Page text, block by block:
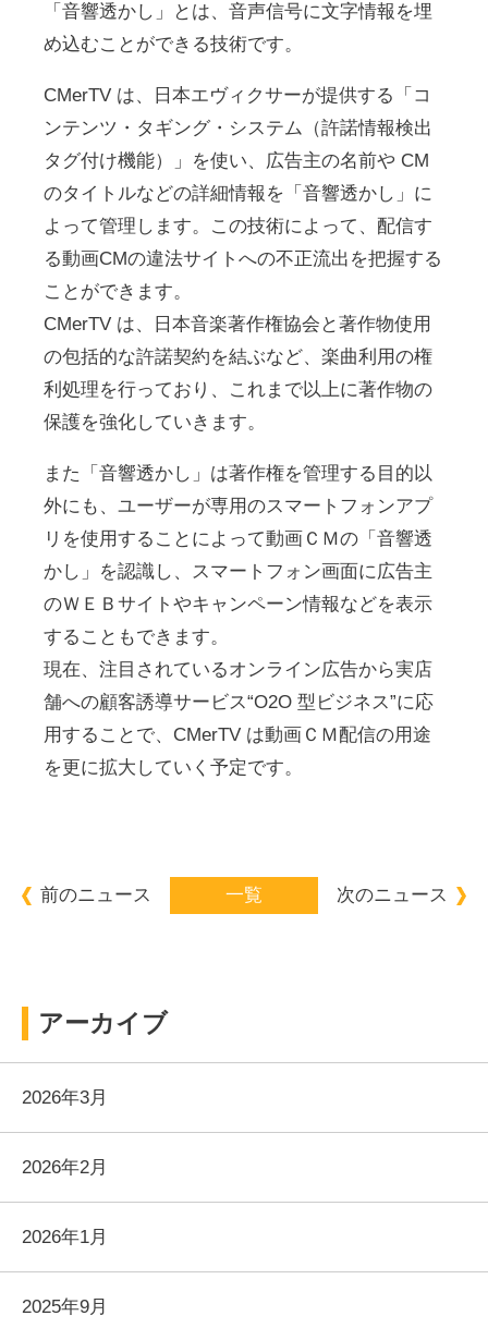
「音響透かし」とは、音声信号に文字情報を埋
め込むことができる技術です。
CMerTV は、日本エヴィクサーが提供する「コ
ンテンツ・タギング・システム（許諾情報検出
タグ付け機能）」を使い、広告主の名前や CM
のタイトルなどの詳細情報を「音響透かし」に
よって管理します。この技術によって、配信す
る動画CMの違法サイトへの不正流出を把握する
ことができます。
CMerTV は、日本音楽著作権協会と著作物使用
の包括的な許諾契約を結ぶなど、楽曲利用の権
利処理を行っており、これまで以上に著作物の
保護を強化していきます。
また「音響透かし」は著作権を管理する目的以
外にも、ユーザーが専用のスマートフォンアプ
リを使用することによって動画ＣＭの「音響透
かし」を認識し、スマートフォン画面に広告主
のＷＥＢサイトやキャンペーン情報などを表示
することもできます。
現在、注目されているオンライン広告から実店
舗への顧客誘導サービス“O2O 型ビジネス”に応
用することで、CMerTV は動画ＣＭ配信の用途
を更に拡大していく予定です。
前のニュース 一覧 次のニュース
アーカイブ
2026年3月
2026年2月
2026年1月
2025年9月